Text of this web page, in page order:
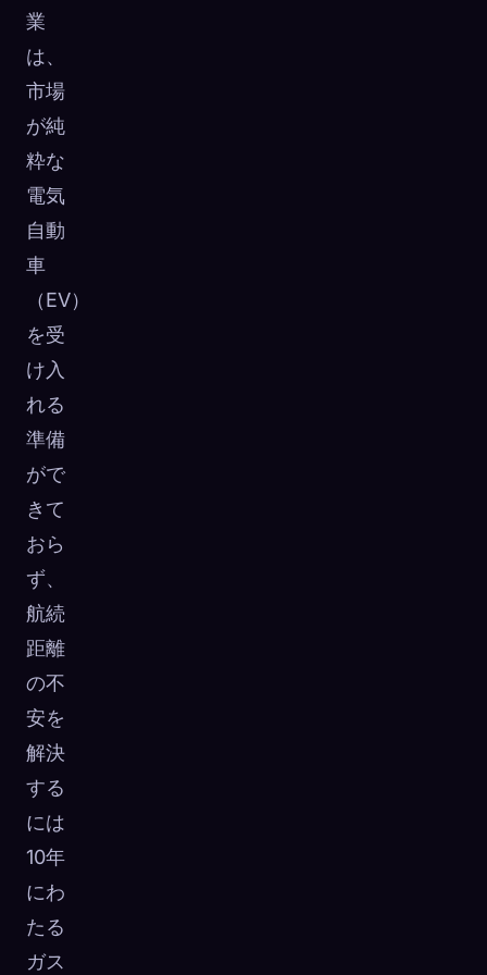
業
は、
市場
が純
粋な
電気
自動
車
（EV）
を受
け入
れる
準備
がで
きて
おら
ず、
航続
距離
の不
安を
解決
する
には
10年
にわ
たる
ガス